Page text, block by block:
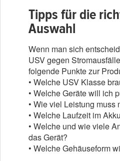
Tipps für die
Auswahl
Wenn man sich
USV gegen
folgende Punkte zur
• Welche USV Klasse
• Welche Geräte will ich
• Wie viel Leistung muss
• Welche Laufzeit im
• Welche und wie viele
das Gerät?
• Welche Gehäuseform